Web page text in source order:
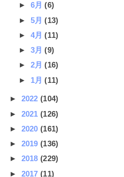
► 6月(6)
► 5月(13)
► 4月(11)
► 3月(9)
► 2月(16)
► 1月(11)
► 2022(104)
► 2021(126)
► 2020(161)
► 2019(136)
► 2018(229)
► 2017(11)